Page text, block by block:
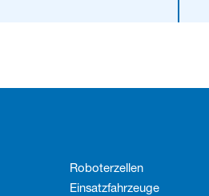
Roboterzellen
Einsatzfahrzeuge